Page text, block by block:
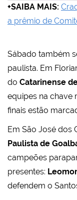
+SAIBA MAIS:
a prêmio de
Sábado também
paulista. Em
do Catarinense
equipes na chave
finais estão
Em São José dos
Paulista de
campeões
presentes:
defendem o